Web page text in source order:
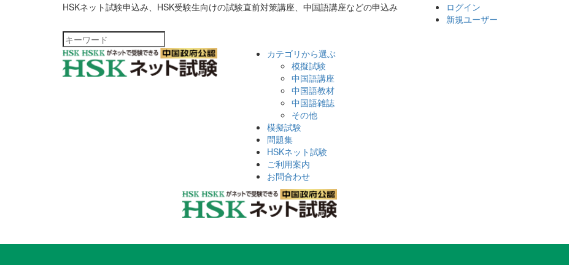
HSKネット試験申込み、HSK受験生向けの試験直前対策講座、中国語講座などの申込み
ログイン
新規ユーザー
カテゴリから選ぶ
模擬試験
中国語講座
中国語教材
中国語雑誌
その他
模擬試験
問題集
HSKネット試験
ご利用案内
お問合わせ